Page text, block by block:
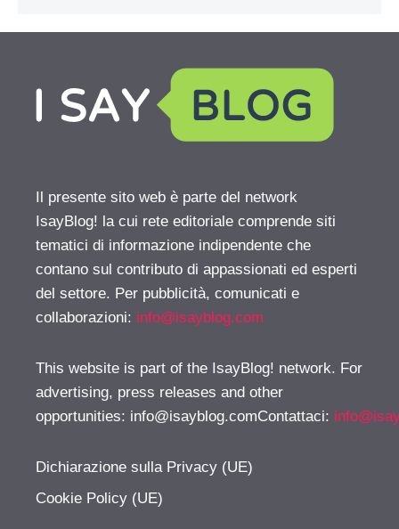
Il presente sito web è parte del network
IsayBlog! la cui rete editoriale comprende siti
tematici di informazione indipendente che
contano sul contributo di appassionati ed esperti
del settore. Per pubblicità, comunicati e
collaborazioni: info@isayblog.com
This website is part of the IsayBlog! network. For
advertising, press releases and other
opportunities: info@isayblog.comContattaci:
Dichiarazione sulla Privacy (UE)
Cookie Policy (UE)